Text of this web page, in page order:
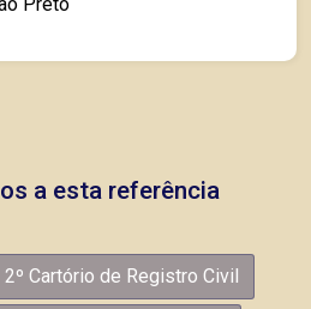
a esta referência
Cartório de Registro Civil